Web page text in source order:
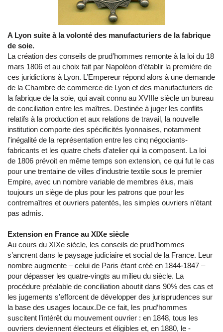
A Lyon suite à la volonté des manufacturiers de la fabrique
de soie.
La création des conseils de prud’hommes remonte à la loi du 18
mars 1806 et au choix fait par Napoléon d’établir la première de
ces juridictions à Lyon. L’Empereur répond alors à une demande
de la Chambre de commerce de Lyon et des manufacturiers de
la fabrique de la soie, qui avait connu au XVIIIe siècle un bureau
de conciliation entre les maîtres. Destinée à juger les conflits
relatifs à la production et aux relations de travail, la nouvelle
institution comporte des spécificités lyonnaises, notamment
l’inégalité de la représentation entre les cinq négociants-
fabricants et les quatre chefs d’atelier qui la composent. La loi
de 1806 prévoit en même temps son extension, ce qui fut le cas
pour une trentaine de villes d’industrie textile sous le premier
Empire, avec un nombre variable de membres élus, mais
toujours un siège de plus pour les patrons que pour les
contremaîtres et ouvriers patentés, les simples ouvriers n’étant
pas admis.
Extension en France au XIXe siècle
Au cours du XIXe siècle, les conseils de prud’hommes
s’ancrent dans le paysage judiciaire et social de la France. Leur
nombre augmente – celui de Paris étant créé en 1844-1847 –
pour dépasser les quatre-vingts au milieu du siècle. La
procédure préalable de conciliation aboutit dans 90% des cas et
les jugements s’efforcent de développer des jurisprudences sur
la base des usages locaux.De ce fait, les prud’hommes
suscitent l’intérêt du mouvement ouvrier : en 1848, tous les
ouvriers deviennent électeurs et éligibles et, en 1880, le -